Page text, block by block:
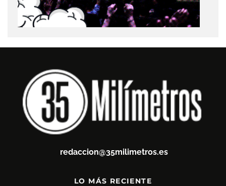
redaccion@35milimetros.es
LO MÁS RECIENTE